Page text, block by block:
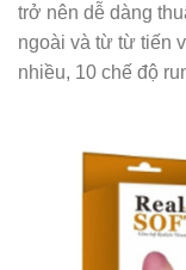
trở nên dễ dàng
ngoài và từ từ tiến
nhiều, 10 chế độ